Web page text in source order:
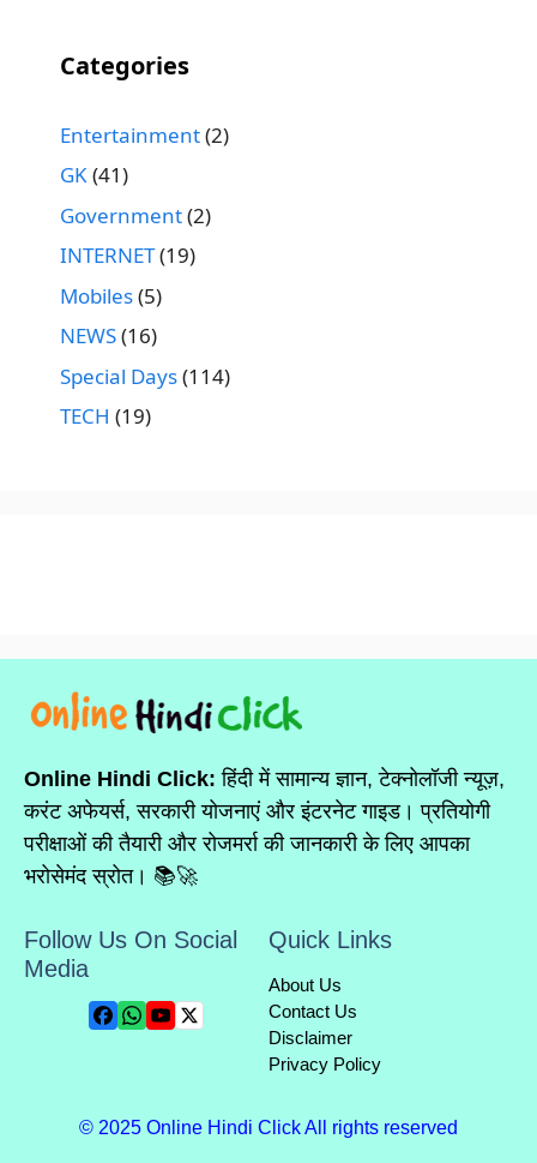
Categories
Entertainment(2)
GK(41)
Government(2)
INTERNET(19)
Mobiles(5)
NEWS(16)
Special Days(114)
TECH (19)
Online Hindi Click: हिंदी में सामान्य ज्ञान, टेक्नोलॉजी न्यूज़,
करंट अफेयर्स, सरकारी योजनाएं और इंटरनेट गाइड। प्रतियोगी
परीक्षाओं की तैयारी और रोजमर्रा की जानकारी के लिए आपका
भरोसेमंद स्रोत। 📚🚀
Follow Us On Social
Media
Quick Links
About Us
Contact Us
Disclaimer
Privacy Policy
© 2025 Online Hindi Click All rights reserved